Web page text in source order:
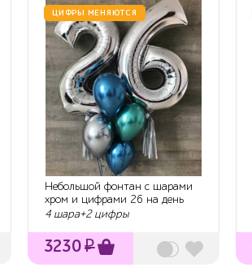
ЦИФРЫ МЕНЯЮТСЯ
Небольшой фонтан с шарами
хром и цифрами 26 на день
рождения
4 шара+2 цифры
3230₽